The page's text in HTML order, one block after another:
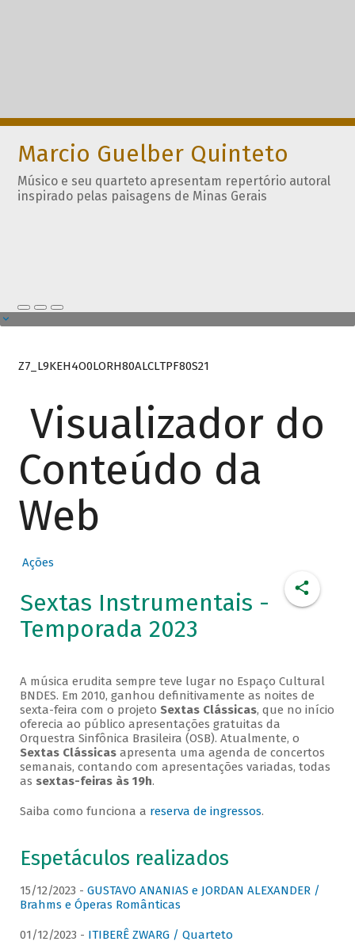
Marcio Guelber Quinteto
Músico e seu quarteto apresentam repertório autoral
inspirado pelas paisagens de Minas Gerais
Z7_L9KEH4O0LORH80ALCLTPF80S21
Visualizador do
Conteúdo da
Web
Ações
Sextas Instrumentais -
Temporada 2023
A música erudita sempre teve lugar no Espaço Cultural
BNDES. Em 2010, ganhou definitivamente as noites de
sexta-feira com o projeto Sextas Clássicas, que no início
oferecia ao público apresentações gratuitas da
Orquestra Sinfônica Brasileira (OSB). Atualmente, o
Sextas Clássicasapresenta uma agenda de concertos
semanais, contando com apresentações variadas, todas
as sextas-feiras às 19h.
Saiba como funciona a reserva de ingressos.
Espetáculos realizados
15/12/2023 - GUSTAVO ANANIAS e JORDAN ALEXANDER /
Brahms e Óperas Românticas
01/12/2023 - ITIBERÊ ZWARG / Quarteto